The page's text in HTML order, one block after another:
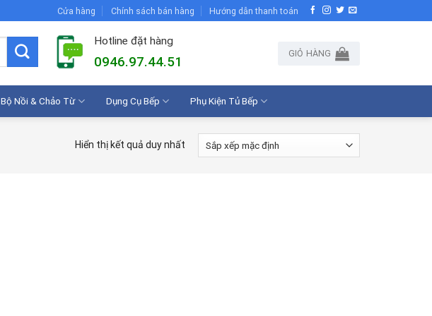
Cửa hàng Chính sách bán hàng Hướng dẫn thanh toán
Hotline đặt hàng
0946.97.44.51
GIỎ HÀNG
Bộ Nồi & Chảo Từ Dụng Cụ Bếp Phụ Kiện Tủ Bếp
Hiển thị kết quả duy nhất